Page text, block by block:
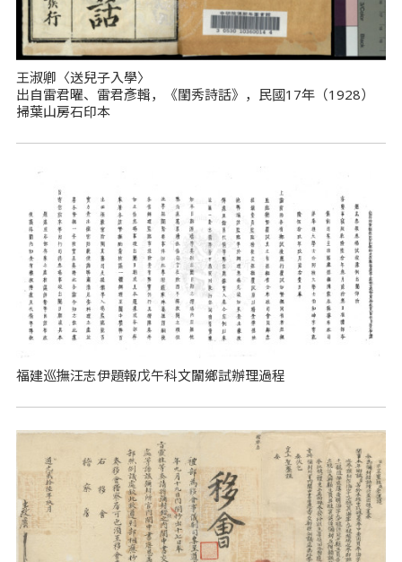
王淑卿〈送兒子入學〉
出自雷君曜、雷君彥輯，《閨秀詩話》，民國17年（1928）
掃葉山房石印本
福建巡撫汪志伊題報戊午科文闈鄉試辦理過程